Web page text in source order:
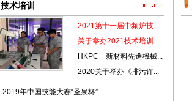
技术培训
2021第十一届中频炉技...
关于举办2021技术培训...
HKPC「新材料先進機械...
2020关于举办《排污许...
2019年中国技能大赛“圣泉杯”...